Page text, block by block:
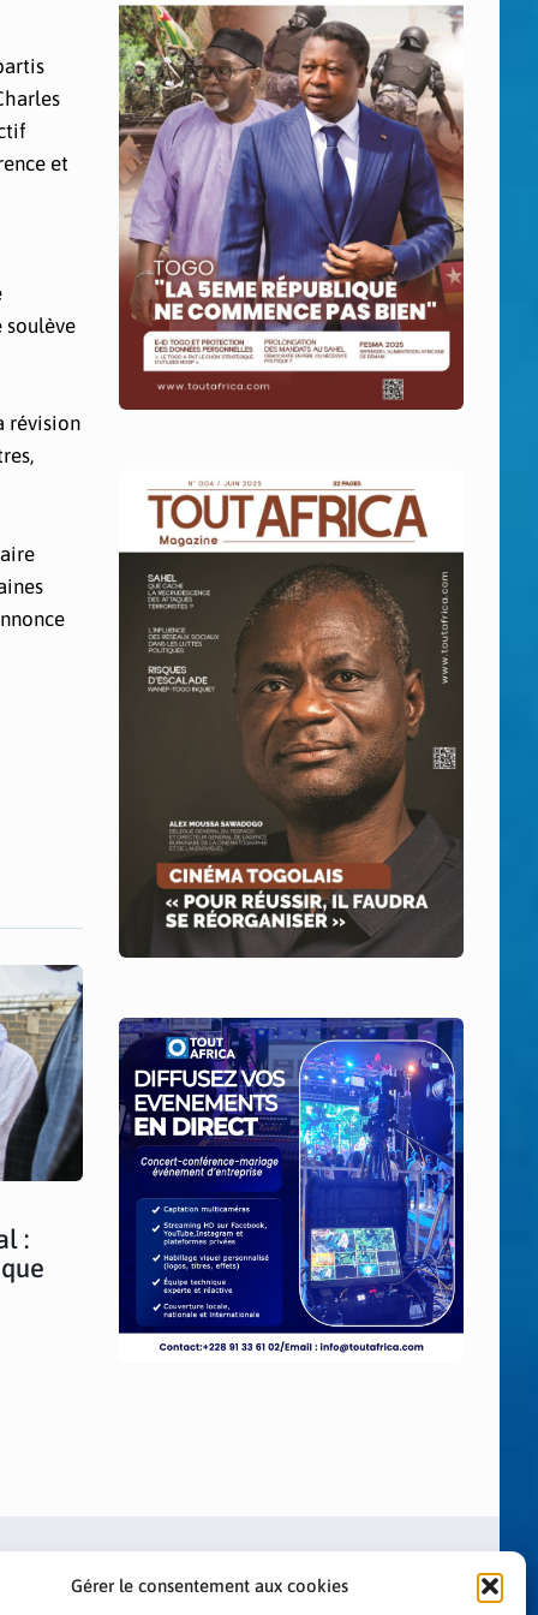
Gérer le consentement aux cookies
et
soulève
révision
: